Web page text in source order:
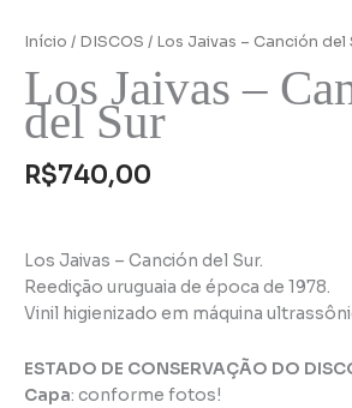
Início / DISCOS / Los Jaivas – Canción del
Los Jaivas –
del Sur
R$740,00
Los Jaivas – Canción del Sur.
Reedição uruguaia de época de 1978.
Vinil higienizado em máquina
ESTADO DE CONSERVAÇÃO DO
Capa: conforme fotos!
-
Sur
quantidade